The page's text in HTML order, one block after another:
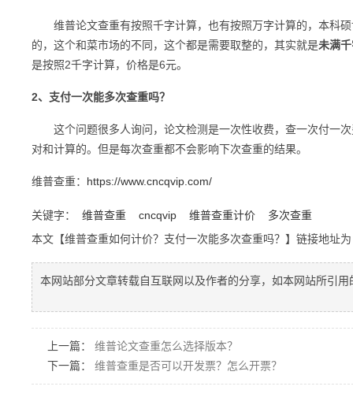
维普论文查重有按照千字计算，也有按照万字计算的，本科硕
的，这个和菜市场的不同，这个都是需要取整的，其实就是未满
是按照2千字计算，价格是6元。
2、支付一次能多次查重吗？
这个问题很多人询问，论文检测是一次性收费，查一次付一次
对和计算的。但是每次查重都不会影响下次查重的结果。
维普查重： https://www.cncqvip.com/
关键字： 维普查重 cncqvip 维普查重计价
多次查重
本文【维普查重如何计价？支付一次能多次查重吗？】链接地址
本网站部分文章转载自互联网以及作者的分享，如本网站所引
上一篇： 维普论文查重怎么选择版本？
下一篇： 维普查重是否可以开发票？怎么开票？